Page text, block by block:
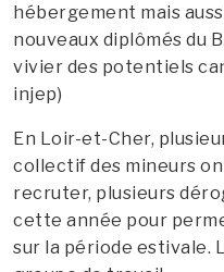
hébergement mais
nouveaux diplômés du
vivier des potentiels
injep)
En Loir-et-Cher,
collectif des mineurs
recruter, plusieurs
cette année pour
sur la période estivale.